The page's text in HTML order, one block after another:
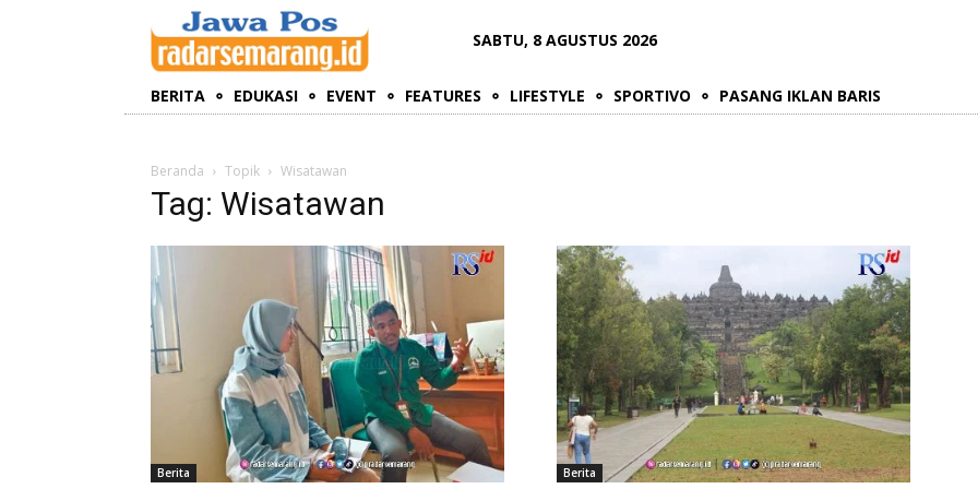
SABTU, 8 AGUSTUS 2026
BERITA EDUKASI EVENT FEATURES LIFESTYLE SPORTIVO PASANG IKLAN BARIS
Beranda Topik Wisatawan
Tag: Wisatawan
Berita Berita